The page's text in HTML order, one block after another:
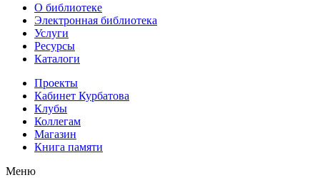
О библиотеке
Электронная библиотека
Услуги
Ресурсы
Каталоги
Проекты
Кабинет Курбатова
Клубы
Коллегам
Магазин
Книга памяти
Меню